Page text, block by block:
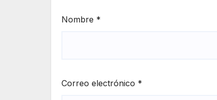
Nombre *
Correo electrónico *